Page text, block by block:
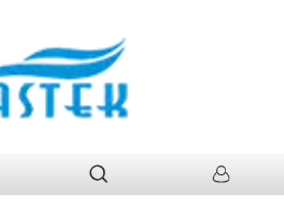
Suhu konstan yang dipaksa kipas.